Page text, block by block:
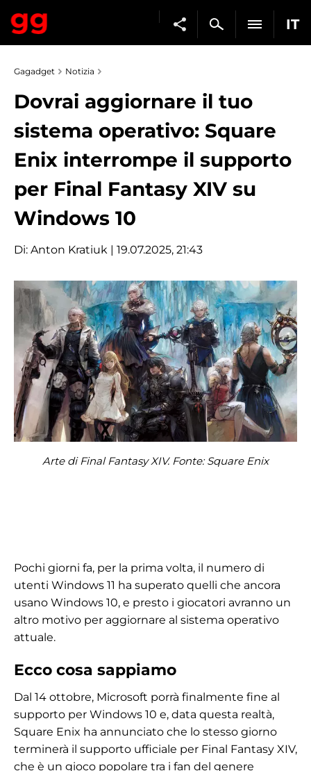
IT
Gagadget Notizia
Dovrai aggiornare il tuo
sistema operativo: Square
Enix interrompe il supporto
per Final Fantasy XIV su
Windows 10
Di: Anton Kratiuk | 19.07.2025, 21:43
Arte di Final Fantasy XIV. Fonte: Square Enix
Pochi giorni fa, per la prima volta, il numero di
utenti Windows 11 ha superato quelli che ancora
usano Windows 10, e presto i giocatori avranno un
altro motivo per aggiornare al sistema operativo
attuale.
Ecco cosa sappiamo
Dal 14 ottobre, Microsoft porrà finalmente fine al
supporto per Windows 10 e, data questa realtà,
Square Enix ha annunciato che lo stesso giorno
terminerà il supporto ufficiale per Final Fantasy XIV,
che è un gioco popolare tra i fan del genere